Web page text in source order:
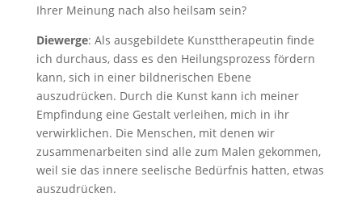
Ihrer Meinung nach also heilsam sein?
Diewerge: Als ausgebildete Kunsttherapeutin finde
ich durchaus, dass es den Heilungsprozess fördern
kann, sich in einer bildnerischen Ebene
auszudrücken. Durch die Kunst kann ich meiner
Empfindung eine Gestalt verleihen, mich in ihr
verwirklichen. Die Menschen, mit denen wir
zusammenarbeiten sind alle zum Malen gekommen,
weil sie das innere seelische Bedürfnis hatten, etwas
auszudrücken.